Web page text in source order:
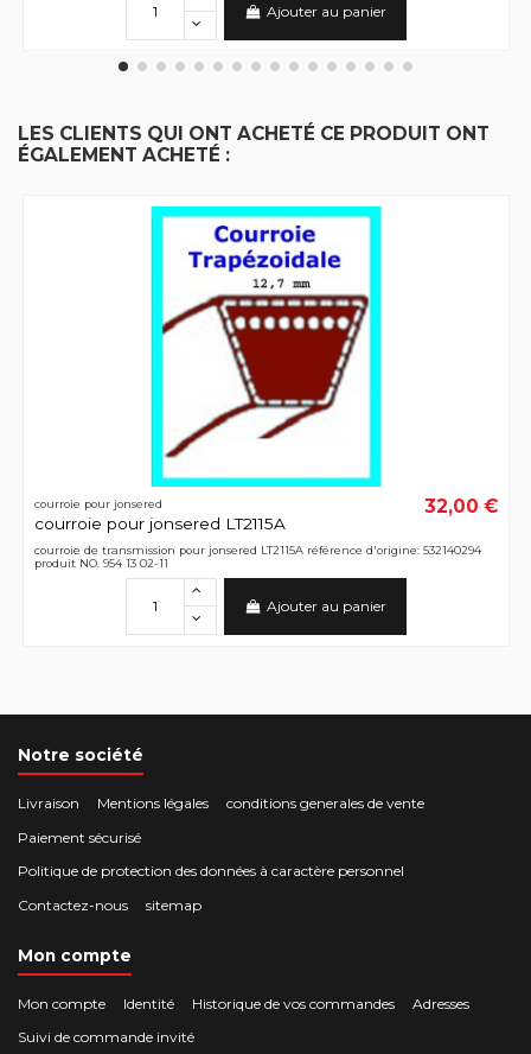
Ajouter au panier
LES CLIENTS QUI ONT ACHETÉ CE PRODUIT ONT
ÉGALEMENT ACHETÉ :
courroie pour jonsered
courroie pour jonsered LT2115A
32,00 €
courroie de transmission pour jonsered LT2115A référence d'origine: 532140294
produit NO. 954 13 02-11
Ajouter au panier
Notre société
Livraison Mentions légales
conditions generales de vente
Paiement sécurisé
Politique de protection des données à caractère personnel
Contactez-nous
sitemap
Mon compte
Mon compte Identité Historique de vos commandes
Adresses
Suivi de commande invité